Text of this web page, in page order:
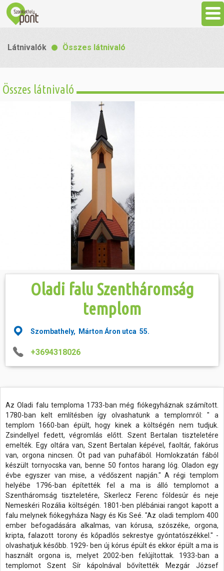
Látnivalók
Látnivalók Összes látnivaló
Összes látnivaló
Oladi falu Szentháromság
templom
Szombathely, Márton Áron utca 55.
+3694318026
Az Oladi falu temploma 1733-ban még fiókegyháznak számított.
1780-ban kelt említésben így olvashatunk a templomról: " a
templom 1660-ban épült, hogy kinek a költségén nem tudjuk.
Zsindellyel fedett, végromlás előtt. Szent Bertalan tiszteletére
emelték. Egy oltára van, Szent Bertalan képével, faoltár, fakórus
van, orgona nincsen. Öt pad van puhafából. Homlokzatán fából
készült tornyocska van, benne 50 fontos harang lóg. Oladon egy
évbe egyszer van mise, a védőszent napján." A régi templom
helyébe 1796-ban építették fel a ma is álló templomot a
Szentháromság tiszteletére, Skerlecz Ferenc földesúr és neje
Nemeskéri Rozália költségén. 1801-ben plébániai rangot kapott a
falu melynek fiókegyháza Nagy és Kis Seé. "Az oladi templom 400
ember befogadására alkalmas, van kórusa, szószéke, orgona,
kripta, falazott torony és kőpadlós sekrestye gyóntatószékkel." -
olvashatjuk később. 1929- ben új kórus épült és ekkor épült a ma is
használt orgona is, melyet 2002-ben felújítottak. 1933-ban a
templomot Szent Sír kápolnával bővítették Mezgár József